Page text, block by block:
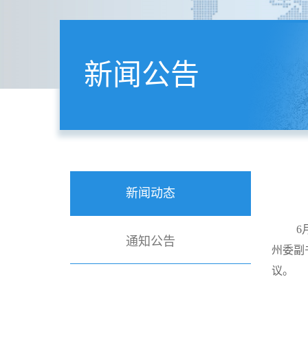
新闻公告
新闻动态
通知公告
6
州委副
议。